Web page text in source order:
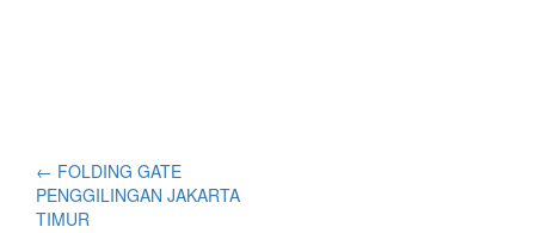
← FOLDING GATE
PENGGILINGAN JAKARTA
TIMUR